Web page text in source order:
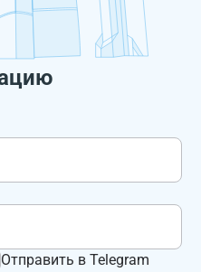
Отправить в Telegram